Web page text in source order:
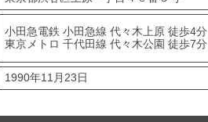
小田急電鉄 小田急線 代々木上原 徒歩4分
東京メトロ 千代田線 代々木公園 徒歩7分
1990年11月23日